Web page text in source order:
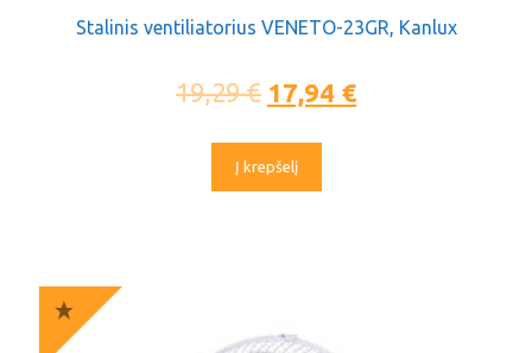
Stalinis ventiliatorius VENETO-23GR, Kanlux
19,29€ 17,94 €
Į krepšelį